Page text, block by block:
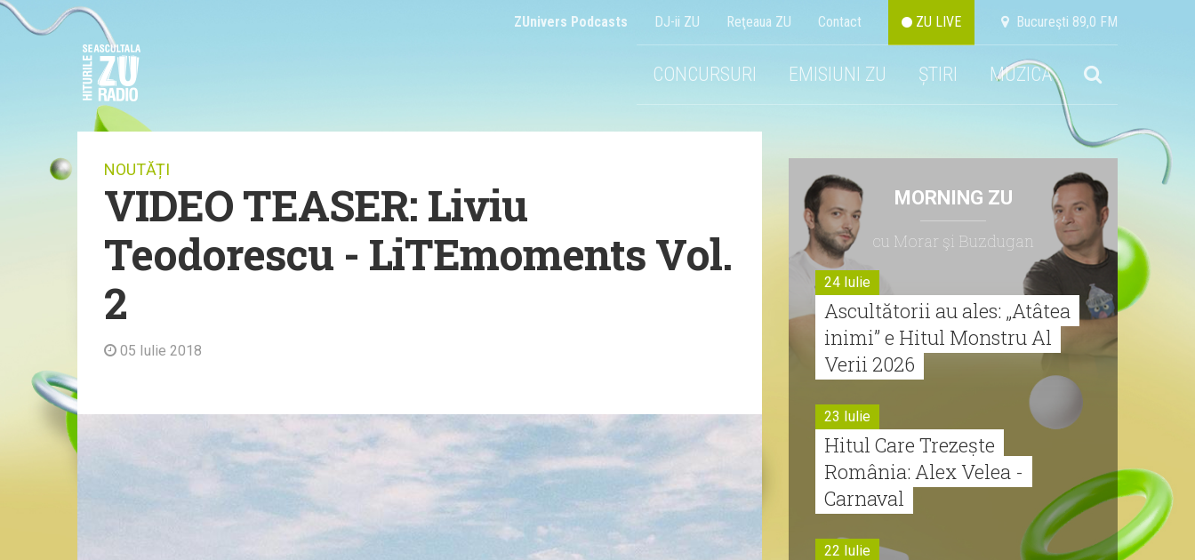
ZUnivers Podcasts DJ-ii ZU Reţeaua ZU Contact ZU LIVE Bucureşti 89,0 FM
CONCURSURI EMISIUNI ZU ȘTIRI MUZICA
NOUTĂȚI
VIDEO TEASER: Liviu
Teodorescu - LiTEmoments Vol.
2
05 Iulie 2018
MORNING ZU
cu Morar şi Buzdugan
24 Iulie
Ascultătorii au ales: „Atâtea
inimi” e Hitul Monstru Al
Verii 2026
23 Iulie
Hitul Care Trezește
România: Alex Velea -
Carnaval
22 Iulie